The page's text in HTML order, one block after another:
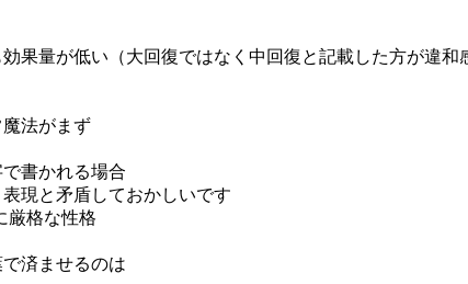
果量が低い（大回復ではなく中回復と記載した方が違和
法がまず
書かれる場合
現と矛盾しておかしいです
厳格な性格
済ませるのは